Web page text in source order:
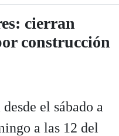
cierran
construcción
el sábado a
a las 12 del